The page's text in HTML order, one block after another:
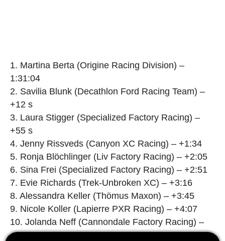
1. Martina Berta (Origine Racing Division) –
1:31:04
2. Savilia Blunk (Decathlon Ford Racing Team) –
+12 s
3. Laura Stigger (Specialized Factory Racing) –
+55 s
4. Jenny Rissveds (Canyon XC Racing) – +1:34
5. Ronja Blöchlinger (Liv Factory Racing) – +2:05
6. Sina Frei (Specialized Factory Racing) – +2:51
7. Evie Richards (Trek-Unbroken XC) – +3:16
8. Alessandra Keller (Thömus Maxon) – +3:45
9. Nicole Koller (Lapierre PXR Racing) – +4:07
10. Jolanda Neff (Cannondale Factory Racing) –
+4:19